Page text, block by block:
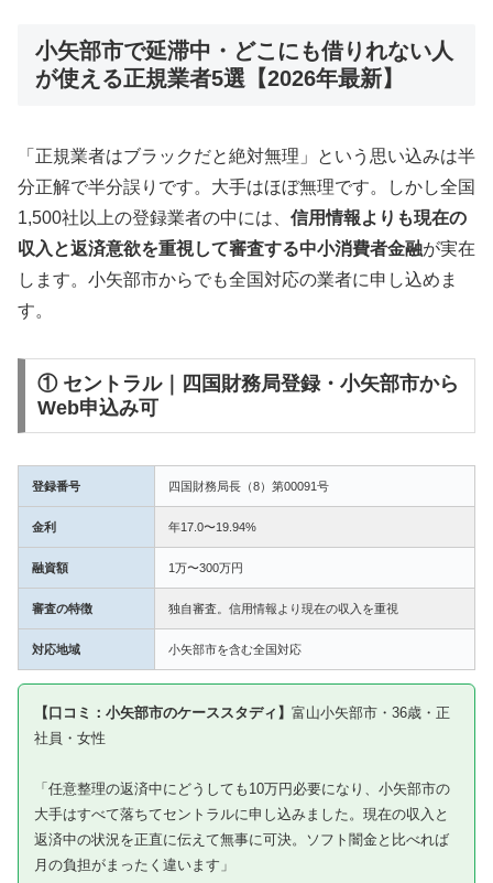
小矢部市で延滞中・どこにも借りれない人
が使える正規業者5選【2026年最新】
「正規業者はブラックだと絶対無理」という思い込みは半
分正解で半分誤りです。大手はほぼ無理です。しかし全国
1,500社以上の登録業者の中には、 信用情報よりも現在の
収入と返済意欲を重視して審査する中小消費者金融が実在
します。小矢部市からでも全国対応の業者に申し込めま
す。
① セントラル｜四国財務局登録・小矢部市から
Web申込み可
登録番号 四国財務局長（8）第00091号
金利 年17.0〜19.94%
融資額 1万〜300万円
審査の特徴 独自審査。信用情報より現在の収入を重視
対応地域 小矢部市を含む全国対応
【口コミ：小矢部市のケーススタディ】 富山小矢部市・36歳・正
社員・女性
「任意整理の返済中にどうしても10万円必要になり、小矢部市の
大手はすべて落ちてセントラルに申し込みました。現在の収入と
返済中の状況を正直に伝えて無事に可決。ソフト闇金と比べれば
月の負担がまったく違います」